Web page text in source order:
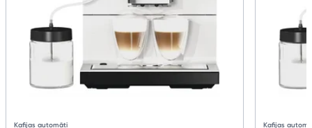
Kafijas automāti Kafijas